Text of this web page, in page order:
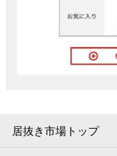
居抜き市場トップ